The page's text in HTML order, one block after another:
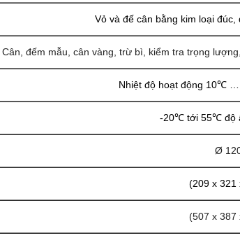
Vỏ và đế cân bằng kim loại
Cân, đếm mẫu, cân vàng, trừ bì, kiểm tra trọng
Nhiệt độ hoạt động 10℃
-20℃ tới 55℃ độ
Ø
(209 x 321
(507 x 387